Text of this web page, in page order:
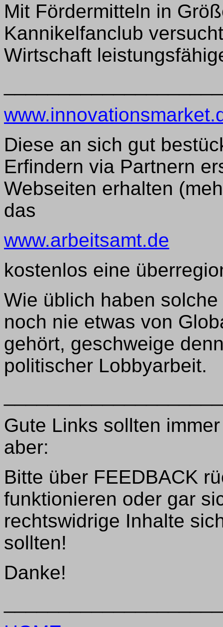
Mit Fördermitteln in
Kannikelfanclub
Wirtschaft
Diese an sich gut
Erfindern via Partnern
Webseiten erhalten
das
www.arbeitsamt.de
kostenlos eine
Wie üblich haben
noch nie etwas von
gehört, geschweige
politischer Lobbyarbeit.
Gute Links sollten
aber:
Bitte über FEEDBACK
funktionieren oder gar
rechtswidrige Inhalte
sollten!
Danke!